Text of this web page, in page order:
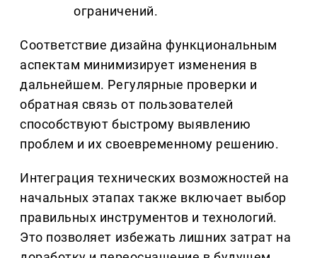
ограничений.
Соответствие дизайна функциональным
аспектам минимизирует изменения в
дальнейшем. Регулярные проверки и
обратная связь от пользователей
способствуют быстрому выявлению
проблем и их своевременному решению.
Интеграция технических возможностей на
начальных этапах также включает выбор
правильных инструментов и технологий.
Это позволяет избежать лишних затрат на